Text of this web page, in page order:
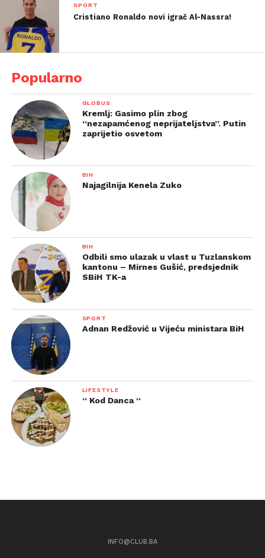
SPORT
Cristiano Ronaldo novi igrač Al-Nassra!
Popularno
GLOBUS
Kremlj: Gasimo plin zbog
“nezapamćenog neprijateljstva”. Putin
zaprijetio osvetom
BIH
Najagilnija Kenela Zuko
BIH
Odbili smo ulazak u vlast u Tuzlanskom
kantonu – Mirnes Gušić, predsjednik
SBiH TK-a
SPORT
Adnan Redžović u Vijeću ministara BiH
LIFESTYLE
“ Kod Danca “
INFO@CLUB.BA